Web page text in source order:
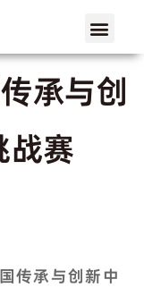
承与创
战赛
承与创新中